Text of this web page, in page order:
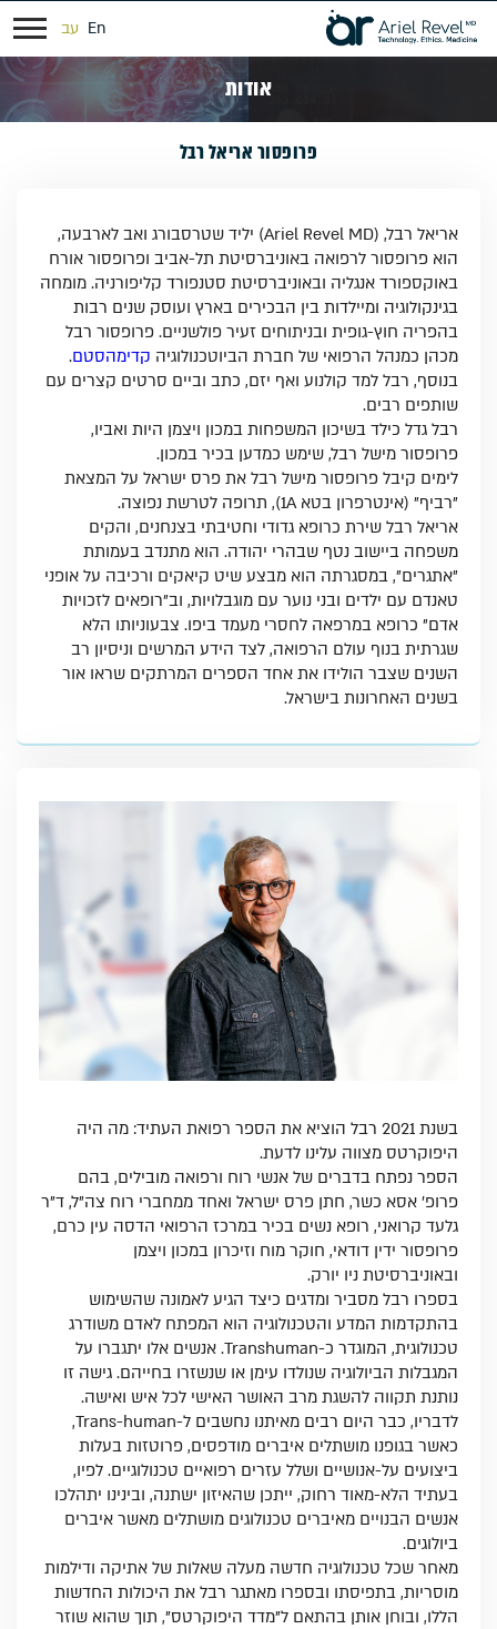
עב En
אודות
פרופסור אריאל רבל
אריאל רבל, (Ariel Revel MD) יליד שטרסבורג ואב לארבעה,
הוא פרופסור לרפואה באוניברסיטת תל-אביב ופרופסור אורח
באוקספורד אנגליה ובאוניברסיטת סטנפורד קליפורניה. מומחה
בגינקולוגיה ומיילדות בין הבכירים בארץ ועוסק שנים רבות
בהפריה חוץ-גופית ובניתוחים זעיר פולשניים. פרופסור רבל
מכהן כמנהל הרפואי של חברת הביוטכנולוגיה קדימהסטם.
בנוסף, רבל למד קולנוע ואף יזם, כתב וביים סרטים קצרים עם
שותפים רבים.
רבל גדל כילד בשיכון המשפחות במכון ויצמן היות ואביו,
פרופסור מישל רבל, שימש כמדען בכיר במכון.
לימים קיבל פרופסור מישל רבל את פרס ישראל על המצאת
"רביף" (אינטרפרון בטא 1A), תרופה לטרשת נפוצה.
אריאל רבל שירת כרופא גדודי וחטיבתי בצנחנים, והקים
משפחה ביישוב נטף שבהרי יהודה. הוא מתנדב בעמותת
"אתגרים", במסגרתה הוא מבצע שיט קיאקים ורכיבה על אופני
טאנדם עם ילדים ובני נוער עם מוגבלויות, וב"רופאים לזכויות
אדם" כרופא במרפאה לחסרי מעמד ביפו. צבעוניותו הלא
שגרתית בנוף עולם הרפואה, לצד הידע המרשים וניסיון רב
השנים שצבר הולידו את אחד הספרים המרתקים שראו אור
בשנים האחרונות בישראל.
בשנת 2021 רבל הוציא את הספר רפואת העתיד: מה היה
היפוקרטס מצווה עלינו לדעת.
הספר נפתח בדברים של אנשי רוח ורפואה מובילים, בהם
פרופ' אסא כשר, חתן פרס ישראל ואחד ממחברי רוח צה"ל, ד"ר
גלעד קרואני, רופא נשים בכיר במרכז הרפואי הדסה עין כרם,
פרופסור ידין דודאי, חוקר מוח וזיכרון במכון ויצמן
ובאוניברסיטת ניו יורק.
בספרו רבל מסביר ומדגים כיצד הגיע לאמונה שהשימוש
בהתקדמות המדע והטכנולוגיה הוא המפתח לאדם משודרג
טכנולוגית, המוגדר כ-Transhuman. אנשים אלו יתגברו על
המגבלות הביולוגיה שנולדו עימן או שנשזרו בחייהם. גישה זו
נותנת תקווה להשגת מרב האושר האישי לכל איש ואישה.
לדבריו, כבר היום רבים מאיתנו נחשבים ל-Trans-human,
כאשר בגופנו מושתלים איברים מודפסים, פרוטזות בעלות
ביצועים על-אנושיים ושלל עזרים רפואיים טכנולוגיים. לפיו,
בעתיד הלא-מאוד רחוק, ייתכן שהאיזון ישתנה, ובינינו יתהלכו
אנשים הבנויים מאיברים טכנולוגים מושתלים מאשר איברים
ביולוגים.
מאחר שכל טכנולוגיה חדשה מעלה שאלות של אתיקה ודילמות
מוסריות, בתפיסתו ובספרו מאתגר רבל את היכולות החדשות
הללו, ובוחן אותן בהתאם ל"מדד היפוקרטס", תוך שהוא שוזר